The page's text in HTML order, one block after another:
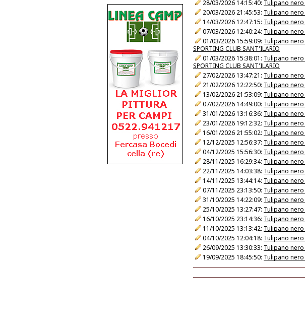
28/03/2026 14:15:40: Tulipano nero
20/03/2026 21:45:53: Tulipano nero
14/03/2026 12:47:15: Tulipano nero
07/03/2026 12:40:24: Tulipano nero
01/03/2026 15:59:09: Tulipano nero
SPORTING CLUB SANT'ILARIO
01/03/2026 15:38:01: Tulipano nero
SPORTING CLUB SANT'ILARIO
27/02/2026 13:47:21: Tulipano nero
21/02/2026 12:22:50: Tulipano nero
13/02/2026 21:53:09: Tulipano nero
07/02/2026 14:49:00: Tulipano nero
31/01/2026 13:16:36: Tulipano nero
23/01/2026 19:12:32: Tulipano nero
16/01/2026 21:55:02: Tulipano nero
12/12/2025 12:56:37: Tulipano nero
04/12/2025 15:56:30: Tulipano nero
28/11/2025 16:29:34: Tulipano nero
22/11/2025 14:03:38: Tulipano nero
14/11/2025 13:44:14: Tulipano nero
07/11/2025 23:13:50: Tulipano nero
31/10/2025 14:22:09: Tulipano nero
25/10/2025 13:27:47: Tulipano nero
16/10/2025 23:14:36: Tulipano nero
11/10/2025 13:13:42: Tulipano nero
04/10/2025 12:04:18: Tulipano nero
26/09/2025 13:30:33: Tulipano nero
19/09/2025 18:45:50: Tulipano nero